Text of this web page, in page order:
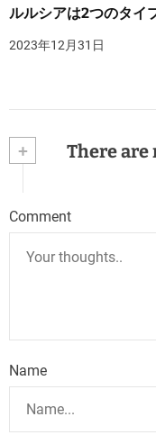
ルルシアは2つのタイ
2023年12月31日
+ There are
Comment
Name